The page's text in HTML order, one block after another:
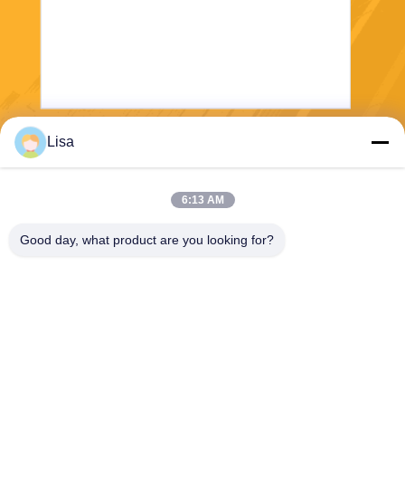
Lisa
6:13 AM
Good day, what product are you looking for?